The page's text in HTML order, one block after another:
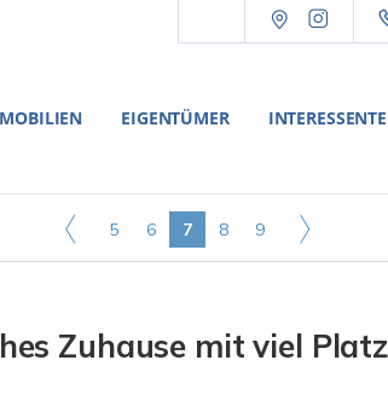
EIGENTÜMER
5 6 7 8 9
Zuhause mit viel